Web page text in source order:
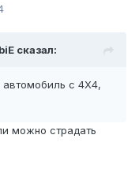
сказал:
автомобиль с 4Х4,
можно страдать